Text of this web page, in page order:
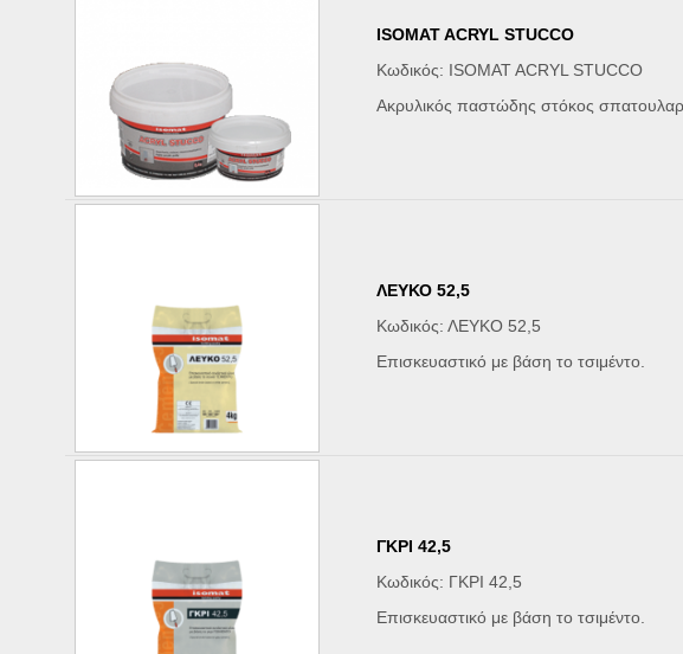
ISOMAT ACRYL STUCCO
Κωδικός: ISOMAT ACRYL STUCCO
Ακρυλικός παστώδης στόκος
ΛΕΥΚΟ 52,5
Κωδικός: ΛΕΥΚΟ 52,5
Επισκευαστικό με βάση το τσιμέντο.
ΓΚΡΙ 42,5
Κωδικός: ΓΚΡΙ 42,5
Επισκευαστικό με βάση το τσιμέντο.